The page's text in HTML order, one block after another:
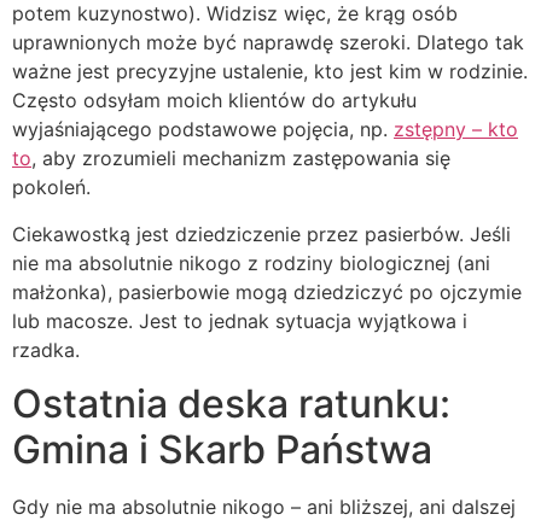
potem kuzynostwo). Widzisz więc, że krąg osób
uprawnionych może być naprawdę szeroki. Dlatego tak
ważne jest precyzyjne ustalenie, kto jest kim w rodzinie.
Często odsyłam moich klientów do artykułu
wyjaśniającego podstawowe pojęcia, np. zstępny – kto
to, aby zrozumieli mechanizm zastępowania się
pokoleń.
Ciekawostką jest dziedziczenie przez pasierbów. Jeśli
nie ma absolutnie nikogo z rodziny biologicznej (ani
małżonka), pasierbowie mogą dziedziczyć po ojczymie
lub macosze. Jest to jednak sytuacja wyjątkowa i
rzadka.
Ostatnia deska ratunku:
Gmina i Skarb Państwa
Gdy nie ma absolutnie nikogo – ani bliższej, ani dalszej